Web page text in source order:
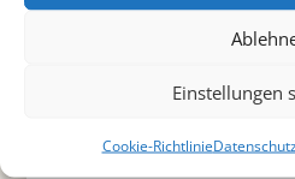
Einstellungen
Cookie-Richtlinie
Bürgerstiftung gewesen und
Schlüter weiter gegeben. Er
Geschichtsweges“ in
Bürgerstiftung“.